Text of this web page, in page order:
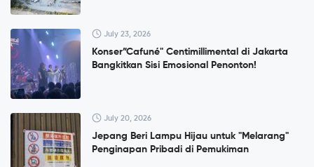
July 23, 2026
Konser”Cafuné" Centimillimental di Jakarta
Bangkitkan Sisi Emosional Penonton!
July 20, 2026
Jepang Beri Lampu Hijau untuk "Melarang"
Penginapan Pribadi di Pemukiman